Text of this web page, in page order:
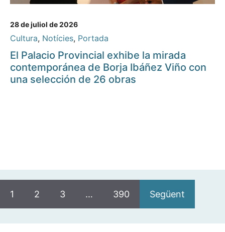
28 de juliol de 2026
Cultura, Notícies, Portada
El Palacio Provincial exhibe la mirada
contemporánea de Borja Ibáñez Viño con
una selección de 26 obras
1 2 3 … 390 Següent